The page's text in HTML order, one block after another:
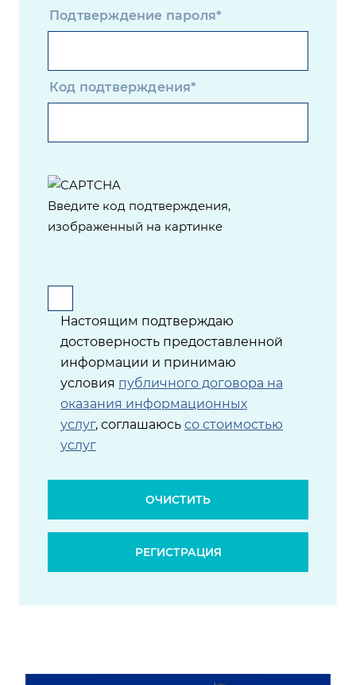
Подтверждение пароля*
Код подтверждения*
Введите код подтверждения,
изображенный на картинке
Настоящим подтверждаю
достоверность предоставленной
информации и принимаю
условия публичного договора на
оказания информационных
услуг, соглашаюсь со стоимостью
услуг
ОЧИСТИТЬ
РЕГИСТРАЦИЯ